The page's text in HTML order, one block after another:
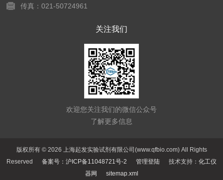
传真：021-50724961
关注我们
欢迎您关注我们的微信公众号
了解更多信息
版权所有 © 2026 上海起发实验试剂有限公司(www.qfbio.com) All Rights
Reserved 备案号：沪ICP备11048721号-2 管理登陆 技术支持： 化工仪
器网
sitemap.xml